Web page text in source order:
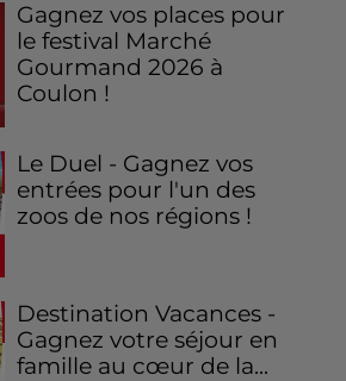
Gagnez vos places pour
le festival Marché
Gourmand 2026 à
Coulon !
Le Duel - Gagnez vos
entrées pour l'un des
zoos de nos régions !
Destination Vacances -
Gagnez votre séjour en
famille au cœur de la...